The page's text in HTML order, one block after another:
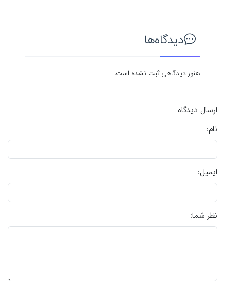
دیدگاه‌ها
هنوز دیدگاهی ثبت نشده است.
ارسال دیدگاه
نام:
ایمیل:
نظر شما: